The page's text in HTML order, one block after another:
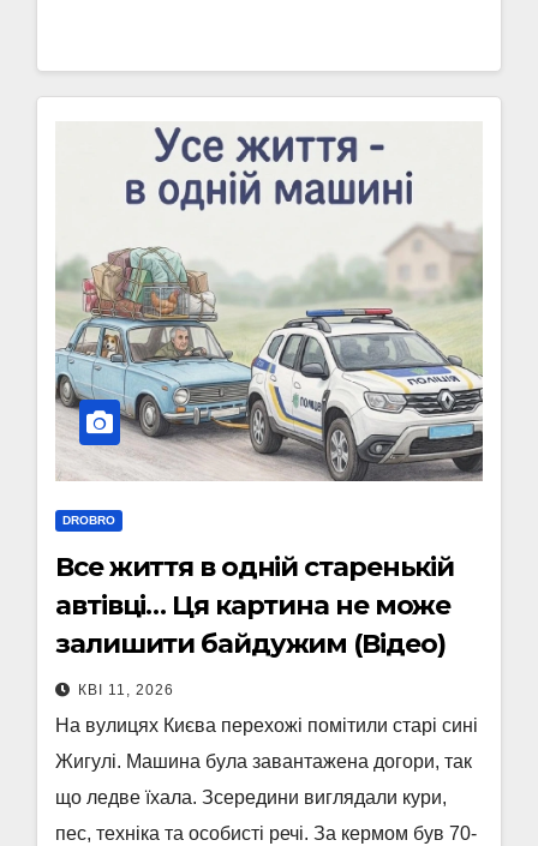
DROBRO
Все життя в одній старенькій
автівці… Ця картина не може
залишити байдужим (Відео)
КВІ 11, 2026
На вулицях Києва перехожі помітили старі сині
Жигулі. Машина була завантажена догори, так
що ледве їхала. Зсередини виглядали кури,
пес, техніка та особисті речі. За кермом був 70-